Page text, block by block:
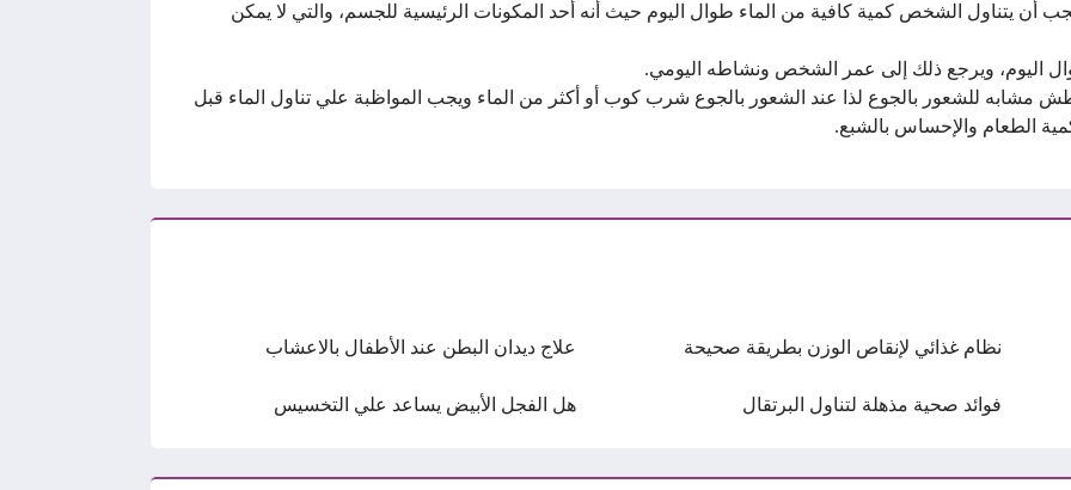
يتناول الشخص كمية كافية من الماء طوال اليوم حيث أنه أحد المكونات الرئيسية للجسم، والتي لا يمكن
مشابه للشعور بالجوع لذا عند الشعور بالجوع شرب كوب أو أكثر من الماء ويجب المواظبة علي تناول الماء قبل
الطعام والإحساس بالشبع.
نظام غذائي لإنقاص الوزن بطريقة صحيحة علاج ديدان البطن عند الأطفال بالاعشاب
فوائد صحية مذهلة لتناول البرتقال هل الفجل الأبيض يساعد علي التخسيس